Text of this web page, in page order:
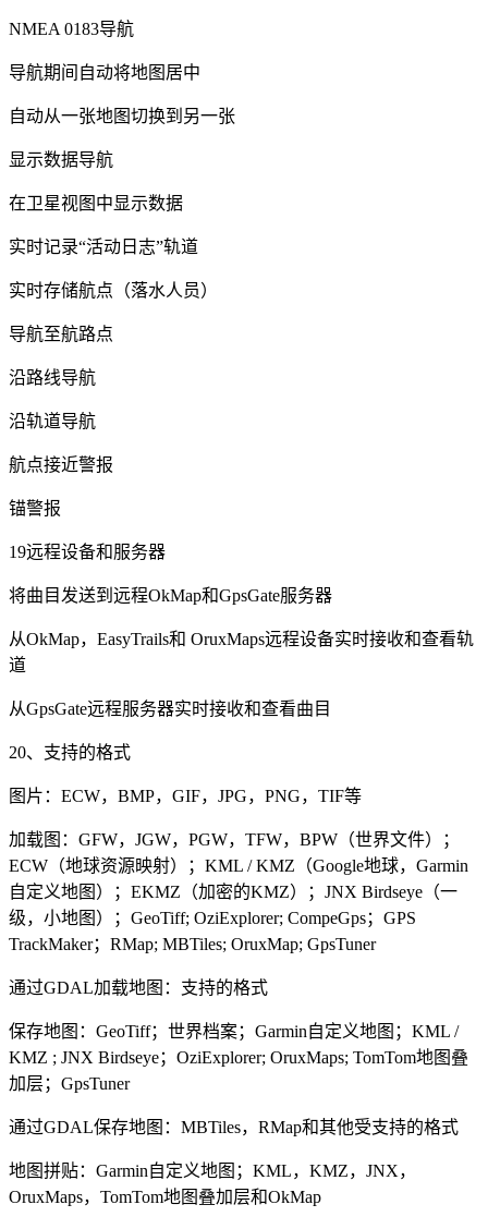
NMEA 0183导航
导航期间自动将地图居中
自动从一张地图切换到另一张
显示数据导航
在卫星视图中显示数据
实时记录“活动日志”轨道
实时存储航点（落水人员）
导航至航路点
沿路线导航
沿轨道导航
航点接近警报
锚警报
19远程设备和服务器
将曲目发送到远程OkMap和GpsGate服务器
从OkMap，EasyTrails和 OruxMaps远程设备实时接收和查看轨
道
从GpsGate远程服务器实时接收和查看曲目
20、支持的格式
图片：ECW，BMP，GIF，JPG，PNG，TIF等
加载图：GFW，JGW，PGW，TFW，BPW（世界文件）；
ECW（地球资源映射）；KML / KMZ（Google地球，Garmin
自定义地图）；EKMZ（加密的KMZ）；JNX Birdseye（一
级，小地图）；GeoTiff; OziExplorer; CompeGps；GPS
TrackMaker；RMap; MBTiles; OruxMap; GpsTuner
通过GDAL加载地图：支持的格式
保存地图：GeoTiff；世界档案；Garmin自定义地图；KML /
KMZ ; JNX Birdseye；OziExplorer; OruxMaps; TomTom地图叠
加层；GpsTuner
通过GDAL保存地图：MBTiles，RMap和其他受支持的格式
地图拼贴：Garmin自定义地图；KML，KMZ，JNX，
OruxMaps，TomTom地图叠加层和OkMap